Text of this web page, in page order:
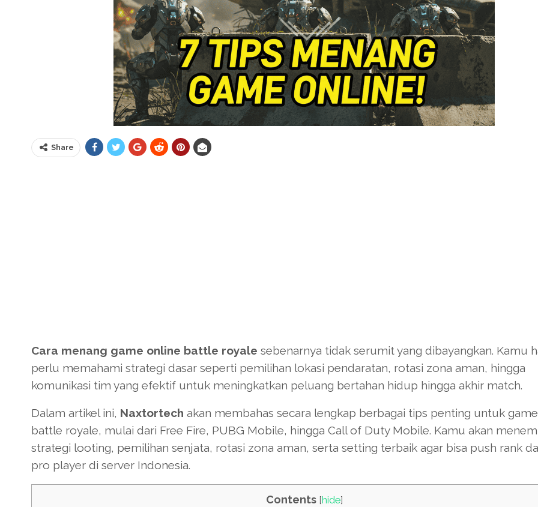
Share
Cara menang game online battle royale sebenarnya tidak serumit yang dibayangkan. Kamu
perlu memahami strategi dasar seperti pemilihan lokasi pendaratan, rotasi zona aman, hingga
komunikasi tim yang efektif untuk meningkatkan peluang bertahan hidup hingga akhir match.
Dalam artikel ini, Naxtortech akan membahas secara lengkap berbagai tips penting untuk
battle royale, mulai dari Free Fire, PUBG Mobile, hingga Call of Duty Mobile. Kamu akan
strategi looting, pemilihan senjata, rotasi zona aman, serta setting terbaik agar bisa push rank
pro player di server Indonesia.
Contents [hide]